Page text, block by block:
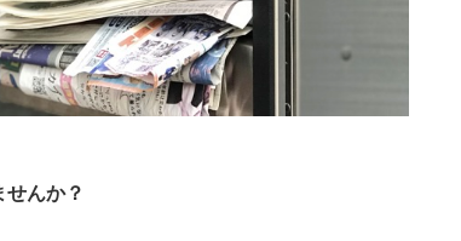
せんか？